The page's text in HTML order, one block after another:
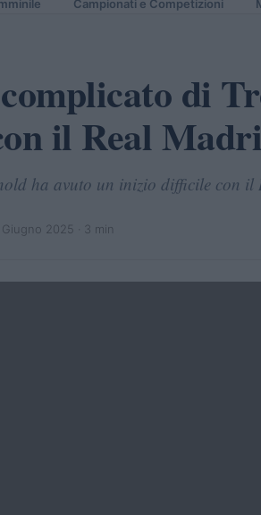
Campionati e Competizioni
di
il Real
ha avuto un inizio difficile con
Giugno 2025 · 3 min